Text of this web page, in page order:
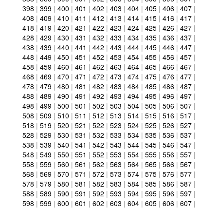
398 | 399 | 400 | 401 | 402 | 403 | 404 | 405 | 406 | 407 |
408 | 409 | 410 | 411 | 412 | 413 | 414 | 415 | 416 | 417 |
418 | 419 | 420 | 421 | 422 | 423 | 424 | 425 | 426 | 427 |
428 | 429 | 430 | 431 | 432 | 433 | 434 | 435 | 436 | 437 |
438 | 439 | 440 | 441 | 442 | 443 | 444 | 445 | 446 | 447 |
448 | 449 | 450 | 451 | 452 | 453 | 454 | 455 | 456 | 457 |
458 | 459 | 460 | 461 | 462 | 463 | 464 | 465 | 466 | 467 |
468 | 469 | 470 | 471 | 472 | 473 | 474 | 475 | 476 | 477 |
478 | 479 | 480 | 481 | 482 | 483 | 484 | 485 | 486 | 487 |
488 | 489 | 490 | 491 | 492 | 493 | 494 | 495 | 496 | 497 |
498 | 499 | 500 | 501 | 502 | 503 | 504 | 505 | 506 | 507 |
508 | 509 | 510 | 511 | 512 | 513 | 514 | 515 | 516 | 517 |
518 | 519 | 520 | 521 | 522 | 523 | 524 | 525 | 526 | 527 |
528 | 529 | 530 | 531 | 532 | 533 | 534 | 535 | 536 | 537 |
538 | 539 | 540 | 541 | 542 | 543 | 544 | 545 | 546 | 547 |
548 | 549 | 550 | 551 | 552 | 553 | 554 | 555 | 556 | 557 |
558 | 559 | 560 | 561 | 562 | 563 | 564 | 565 | 566 | 567 |
568 | 569 | 570 | 571 | 572 | 573 | 574 | 575 | 576 | 577 |
578 | 579 | 580 | 581 | 582 | 583 | 584 | 585 | 586 | 587 |
588 | 589 | 590 | 591 | 592 | 593 | 594 | 595 | 596 | 597 |
598 | 599 | 600 | 601 | 602 | 603 | 604 | 605 | 606 | 607 |